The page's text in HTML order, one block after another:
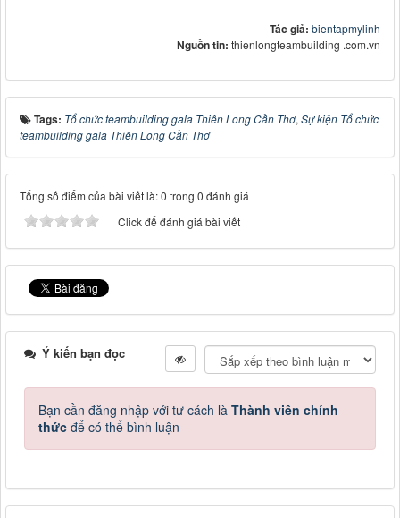
Tác giả: bientapmylinh
Nguồn tin: thienlongteambuilding .com.vn
Tags: Tổ chức teambuilding gala Thiên Long Cần Thơ, Sự kiện Tổ chức
teambuilding gala Thiên Long Cần Thơ
Tổng số điểm của bài viết là: 0 trong 0 đánh giá
Click để đánh giá bài viết
Ý kiến bạn đọc
Bạn cần đăng nhập với tư cách là Thành viên chính
thức để có thể bình luận